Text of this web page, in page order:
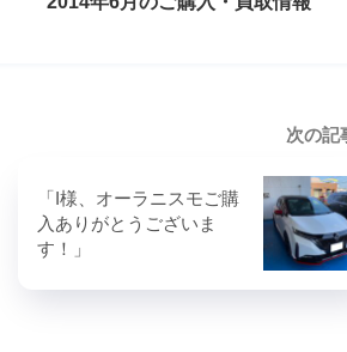
次の
「I様、オーラニスモご購
入ありがとうございま
す！」